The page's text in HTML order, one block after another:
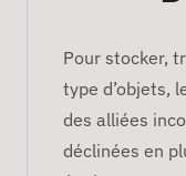
Pour stocker,
type d’objets,
des alliées
déclinées en